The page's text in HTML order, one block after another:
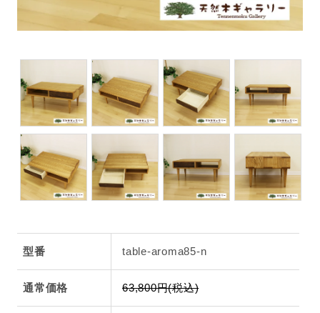
型番 table-aroma85-n
通常価格 63,800円(税込)